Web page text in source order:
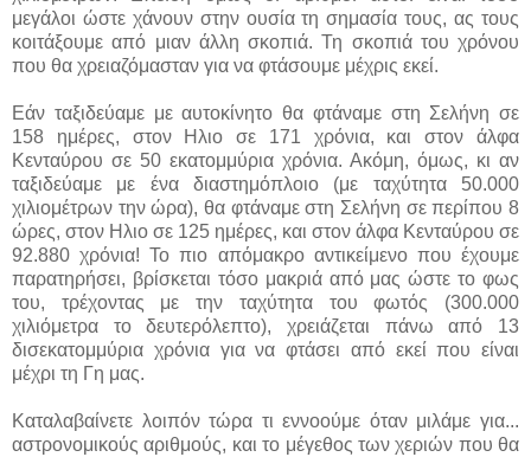
μεγάλοι ώστε χάνουν στην ουσία τη σημασία τους, ας τους
κοιτάξουμε από μιαν άλλη σκοπιά. Τη σκοπιά του χρόνου
που θα χρειαζόμασταν για να φτάσουμε μέχρις εκεί.
Εάν ταξιδεύαμε με αυτοκίνητο θα φτάναμε στη Σελήνη σε
158 ημέρες, στον Ηλιο σε 171 χρόνια, και στον άλφα
Κενταύρου σε 50 εκατομμύρια χρόνια. Ακόμη, όμως, κι αν
ταξιδεύαμε με ένα διαστημόπλοιο (με ταχύτητα 50.000
χιλιομέτρων την ώρα), θα φτάναμε στη Σελήνη σε περίπου 8
ώρες, στον Ηλιο σε 125 ημέρες, και στον άλφα Κενταύρου σε
92.880 χρόνια! Το πιο απόμακρο αντικείμενο που έχουμε
παρατηρήσει, βρίσκεται τόσο μακριά από μας ώστε το φως
του, τρέχοντας με την ταχύτητα του φωτός (300.000
χιλιόμετρα το δευτερόλεπτο), χρειάζεται πάνω από 13
δισεκατομμύρια χρόνια για να φτάσει από εκεί που είναι
μέχρι τη Γη μας.
Καταλαβαίνετε λοιπόν τώρα τι εννοούμε όταν μιλάμε για...
αστρονομικούς αριθμούς, και το μέγεθος των χεριών που θα